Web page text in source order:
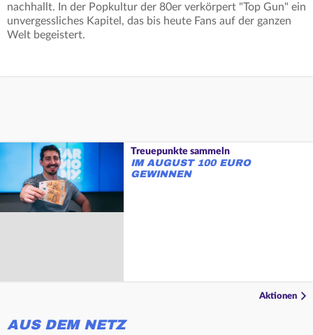
nachhallt. In der Popkultur der 80er verkörpert "Top Gun" ein
unvergessliches Kapitel, das bis heute Fans auf der ganzen
Welt begeistert.
Treuepunkte sammeln
IM AUGUST 100 EURO
GEWINNEN
Aktionen
AUS DEM NETZ